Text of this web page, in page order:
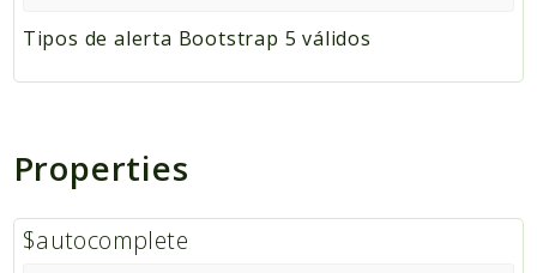
Tipos de alerta Bootstrap 5 válidos
Properties
$autocomplete